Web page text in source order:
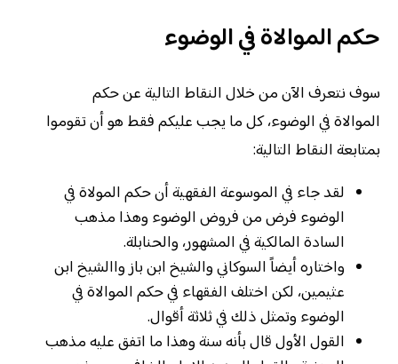
حكم الموالاة في الوضوء
سوف نتعرف الآن من خلال النقاط التالية عن حكم
الموالاة في الوضوء، كل ما يجب عليكم فقط هو أن تقوموا
بمتابعة النقاط التالية:
لقد جاء في الموسوعة الفقهية أن حكم المولاة في
الوضوء فرض من فروض الوضوء وهذا مذهب
السادة المالكية في المشهور، والحنابلة.
واختاره أيضاً السوكاني والشيخ ابن باز واالشيخ ابن
عثيمين، لكن اختلف الفقهاء في حكم الموالاة في
الوضوء وتمثل ذلك في ثلاثة أقوال.
القول الأول قال بأنه سنة وهذا ما اتفق عليه مذهب